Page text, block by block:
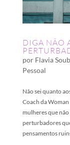
DIGA NÃO
por Flavia
Pessoal
Não sei quanto
Coach da
mulheres que
perturbadores
pensamentos